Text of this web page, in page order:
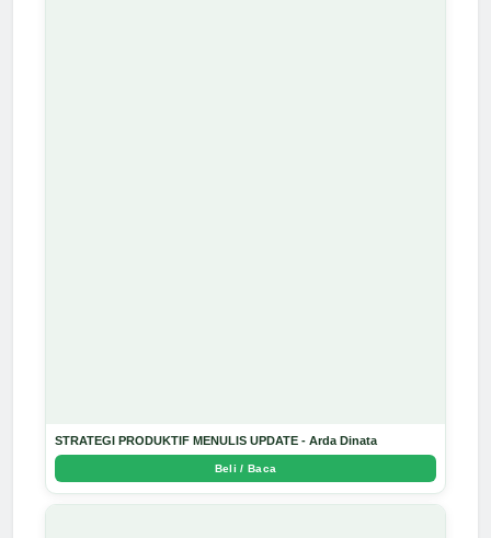
STRATEGI PRODUKTIF MENULIS UPDATE - Arda Dinata
Beli / Baca